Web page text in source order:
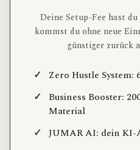
Deine Setup-Fee hast
kommst du ohne neue
günstiger zurück
✓
Zero Hustle System:
✓
Business Booster:
Material
✓
JUMAR AI: dein KI-